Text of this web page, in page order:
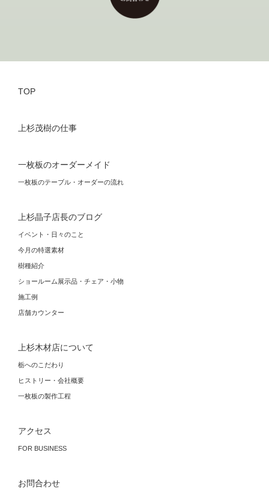
TOP
上杉茂樹の仕事
一枚板のオーダーメイド
一枚板のテーブル・オーダーの流れ
上杉晶子店長のブログ
イベント・日々のこと
今月の特選素材
樹種紹介
ショールーム展示品・チェア・小物
施工例
店舗カウンター
上杉木材店について
栃へのこだわり
ヒストリー・会社概要
一枚板の製作工程
アクセス
FOR BUSINESS
お問合わせ